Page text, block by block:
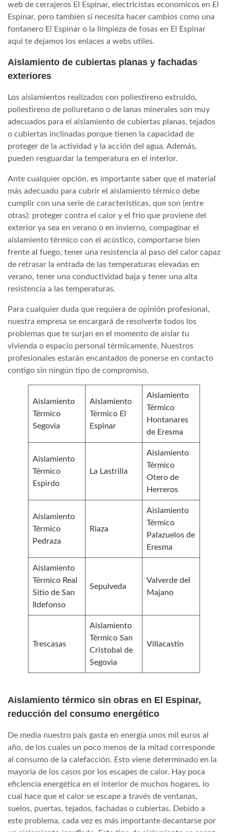
web de cerrajeros El Espinar, electricistas economicos en El
Espinar, pero tambien si necesita hacer cambios como una
fontanero El Espinar o la limpieza de fosas en El Espinar
aqui te dejamos los enlaces a webs utiles.
Aislamiento de cubiertas planas y fachadas
exteriores
Los aislamientos realizados con poliestireno extruido,
poliestireno de poliuretano o de lanas minerales son muy
adecuados para el aislamiento de cubiertas planas, tejados
o cubiertas inclinadas porque tienen la capacidad de
proteger de la actividad y la acción del agua. Además,
pueden resguardar la temperatura en el interior.
Ante cualquier opción, es importante saber que el material
más adecuado para cubrir el aislamiento térmico debe
cumplir con una serie de características, que son (entre
otras): proteger contra el calor y el frío que proviene del
exterior ya sea en verano o en invierno, compaginar el
aislamiento térmico con el acústico, comportarse bien
frente al fuego, tener una resistencia al paso del calor capaz
de retrasar la entrada de las temperaturas elevadas en
verano, tener una conductividad baja y tener una alta
resistencia a las temperaturas.
Para cualquier duda que requiera de opinión profesional,
nuestra empresa se encargará de resolverte todos los
problemas que te surjan en el momento de aislar tu
vivienda o espacio personal térmicamente. Nuestros
profesionales estarán encantados de ponerse en contacto
contigo sin ningún tipo de compromiso.
Aislamiento
Térmico
Segovia
Aislamiento
Térmico El
Espinar
Aislamiento
Térmico
Hontanares
de Eresma
Aislamiento
Térmico
Espirdo
La Lastrilla
Aislamiento
Térmico
Otero de
Herreros
Aislamiento
Térmico
Pedraza
Riaza
Aislamiento
Térmico
Palazuelos de
Eresma
Aislamiento
Térmico Real
Sitio de San
Ildefonso
Sepulveda
Valverde del
Majano
Trescasas
Aislamiento
Térmico San
Cristobal de
Segovia
Villacastin
Aislamiento térmico sin obras en El Espinar,
reducción del consumo energético
De media nuestro país gasta en energía unos mil euros al
año, de los cuales un poco menos de la mitad corresponde
al consumo de la calefacción. Esto viene determinado en la
mayoría de los casos por los escapes de calor. Hay poca
eficiencia energética en el interior de muchos hogares, lo
cual hace que el calor se escape a través de ventanas,
suelos, puertas, tejados, fachadas o cubiertas. Debido a
este problema, cada vez es más importante decantarse por